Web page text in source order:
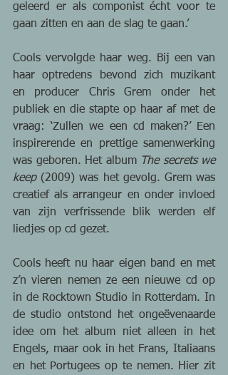
geleerd er als componist écht voor te
gaan zitten en aan de slag te gaan.’
Cools vervolgde haar weg. Bij een van
haar optredens bevond zich muzikant
en producer Chris Grem onder het
publiek en die stapte op haar af met de
vraag: ‘Zullen we een cd maken?’ Een
inspirerende en prettige samenwerking
was geboren. Het album The secrets we
keep (2009) was het gevolg. Grem was
creatief als arrangeur en onder invloed
van zijn verfrissende blik werden elf
liedjes op cd gezet.
Cools heeft nu haar eigen band en met
z’n vieren nemen ze een nieuwe cd op
in de Rocktown Studio in Rotterdam. In
de studio ontstond het ongeëvenaarde
idee om het album niet alleen in het
Engels, maar ook in het Frans, Italiaans
en het Portugees op te nemen. Hier zit